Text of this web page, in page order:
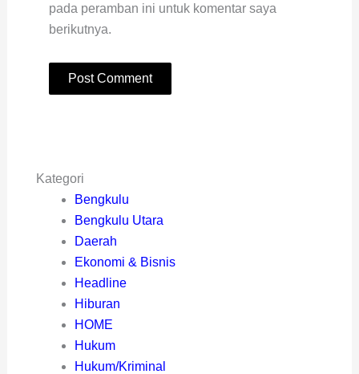
pada peramban ini untuk komentar saya
berikutnya.
Kategori
Bengkulu
Bengkulu Utara
Daerah
Ekonomi & Bisnis
Headline
Hiburan
HOME
Hukum
Hukum/Kriminal